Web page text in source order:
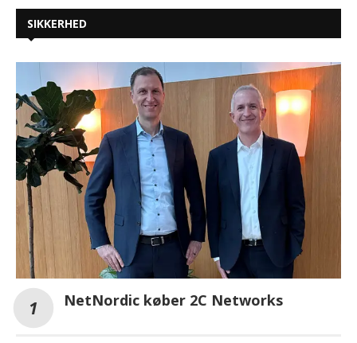
SIKKERHED
NetNordic køber 2C Networks